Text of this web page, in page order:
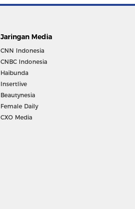
Jaringan Media
CNN Indonesia
CNBC Indonesia
Haibunda
Insertlive
Beautynesia
Female Daily
CXO Media